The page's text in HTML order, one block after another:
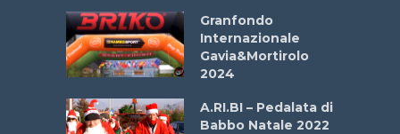
Granfondo
Internazionale
Gavia&Mortirolo
2024
A.RI.BI – Pedalata di
Babbo Natale 2022